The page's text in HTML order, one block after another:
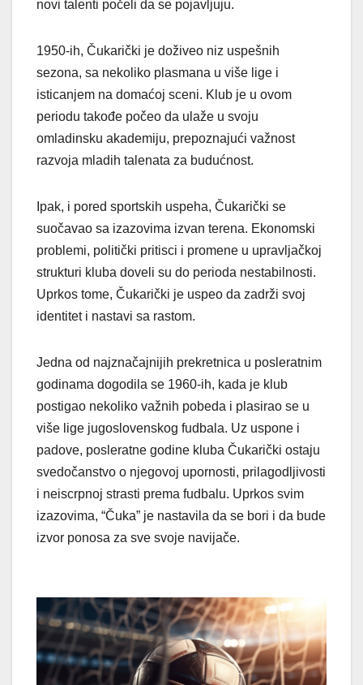
novi talenti počeli da se pojavljuju.
1950-ih, Čukarički je doživeo niz uspešnih
sezona, sa nekoliko plasmana u više lige i
isticanjem na domaćoj sceni. Klub je u ovom
periodu takođe počeo da ulaže u svoju
omladinsku akademiju, prepoznajući važnost
razvoja mladih talenata za budućnost.
Ipak, i pored sportskih uspeha, Čukarički se
suočavao sa izazovima izvan terena. Ekonomski
problemi, politički pritisci i promene u upravljačkoj
strukturi kluba doveli su do perioda nestabilnosti.
Uprkos tome, Čukarički je uspeo da zadrži svoj
identitet i nastavi sa rastom.
Jedna od najznačajnijih prekretnica u posleratnim
godinama dogodila se 1960-ih, kada je klub
postigao nekoliko važnih pobeda i plasirao se u
više lige jugoslovenskog fudbala. Uz uspone i
padove, posleratne godine kluba Čukarički ostaju
svedočanstvo o njegovoj upornosti, prilagodljivosti
i neiscrpnoj strasti prema fudbalu. Uprkos svim
izazovima, “Čuka” je nastavila da se bori i da bude
izvor ponosa za sve svoje navijače.